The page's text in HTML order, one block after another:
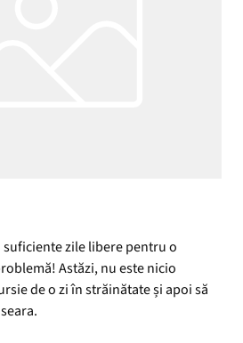
zile libere pentru o
Astăzi, nu este nicio
de o zi în străinătate și apoi să